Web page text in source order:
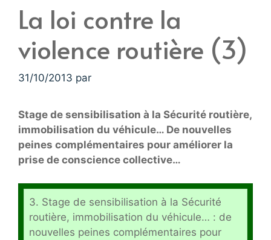
La loi contre la
violence routière (3)
31/10/2013 par
Stage de sensibilisation à la Sécurité routière,
immobilisation du véhicule… De nouvelles
peines complémentaires pour améliorer la
prise de conscience collective…
3. Stage de sensibilisation à la Sécurité
routière, immobilisation du véhicule… : de
nouvelles peines complémentaires pour